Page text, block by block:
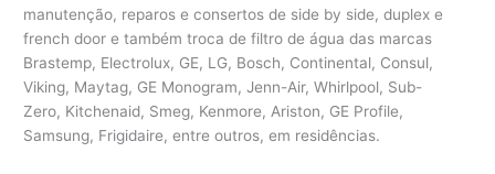
manutenção, reparos e consertos de side by side, duplex e
french door e também troca de filtro de água das marcas
Brastemp, Electrolux, GE, LG, Bosch, Continental, Consul,
Viking, Maytag, GE Monogram, Jenn-Air, Whirlpool, Sub-
Zero, Kitchenaid, Smeg, Kenmore, Ariston, GE Profile,
Samsung, Frigidaire, entre outros, em residências.